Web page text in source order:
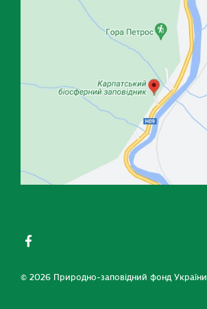
© 2026 Природно-заповідний фонд України